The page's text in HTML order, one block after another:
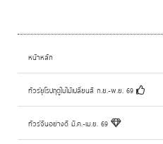
หน้าหลัก
ทัวร์ยุโรปฤดูใบไม้เปลี่ยนสี ก.ย.-พ.ย. 69
ทัวร์จีนอย่างดี มี.ค.-เม.ย. 69